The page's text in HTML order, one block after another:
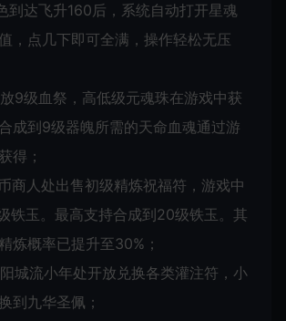
到达飞升160后，系统自动打开星魂
，点几下即可全满，操作轻松无压
9级血祭，高低级元魂珠在游戏中获
成到9级器魄所需的天命血魂通过游
得；
商人处出售初级精炼祝福符，游戏中
铁玉。最高支持合成到20级铁玉。其
炼概率已提升至30%；
城流小年处开放兑换各类灌注符，小
到九华圣佩；